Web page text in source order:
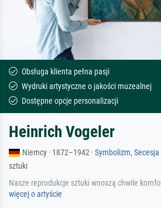
Obsługa klienta pełna pasji
Wydruki artystyczne o jakości muzealnej
Dostępne opcje personalizacji
Heinrich Vogeler
Niemcy · 1872–1942 ·Symbolizm,Secesja
sztuki
Nasze reprodukcje sztuki wnoszą chwile
więcej o artyście